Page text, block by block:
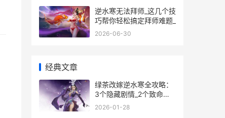
逆水寒无法拜师_这几个技
巧帮你轻松搞定拜师难题_
2026-06-30
经典文章
绿茶改嫁逆水寒全攻略：
3个隐藏剧情_2个致命误
区全解析
2026-01-28